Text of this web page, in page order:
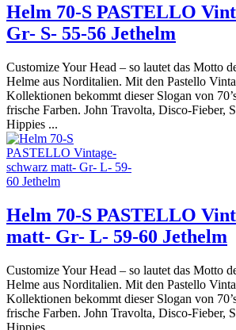
Helm 70-S PASTELLO
Gr- S- 55-56 Jethelm
Customize Your Head – so lautet das Motto
Helme aus Norditalien. Mit den Pastello
Kollektionen bekommt dieser Slogan von
frische Farben. John Travolta, Disco-Fieber,
Hippies ...
Helm 70-S PASTELLO
matt- Gr- L- 59-60 Jethelm
Customize Your Head – so lautet das Motto
Helme aus Norditalien. Mit den Pastello
Kollektionen bekommt dieser Slogan von
frische Farben. John Travolta, Disco-Fieber,
Hippies ...